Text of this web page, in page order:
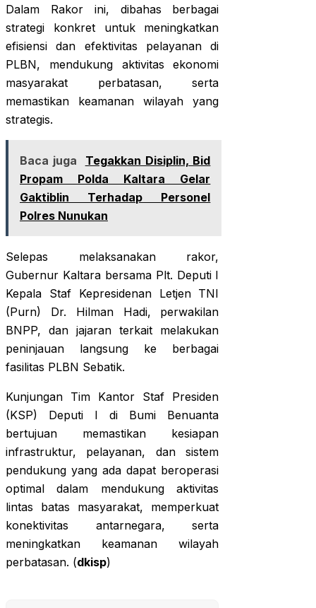
Dalam Rakor ini, dibahas berbagai
strategi konkret untuk meningkatkan
efisiensi dan efektivitas pelayanan di
PLBN, mendukung aktivitas ekonomi
masyarakat perbatasan, serta
memastikan keamanan wilayah yang
strategis.
Baca juga
Tegakkan Disiplin, Bid
Propam Polda Kaltara Gelar
Gaktiblin Terhadap Personel
Polres Nunukan
Selepas melaksanakan rakor,
Gubernur Kaltara bersama Plt. Deputi I
Kepala Staf Kepresidenan Letjen TNI
(Purn) Dr. Hilman Hadi, perwakilan
BNPP, dan jajaran terkait melakukan
peninjauan langsung ke berbagai
fasilitas PLBN Sebatik.
Kunjungan Tim Kantor Staf Presiden
(KSP) Deputi I di Bumi Benuanta
bertujuan memastikan kesiapan
infrastruktur, pelayanan, dan sistem
pendukung yang ada dapat beroperasi
optimal dalam mendukung aktivitas
lintas batas masyarakat, memperkuat
konektivitas antarnegara, serta
meningkatkan keamanan wilayah
perbatasan. (dkisp)